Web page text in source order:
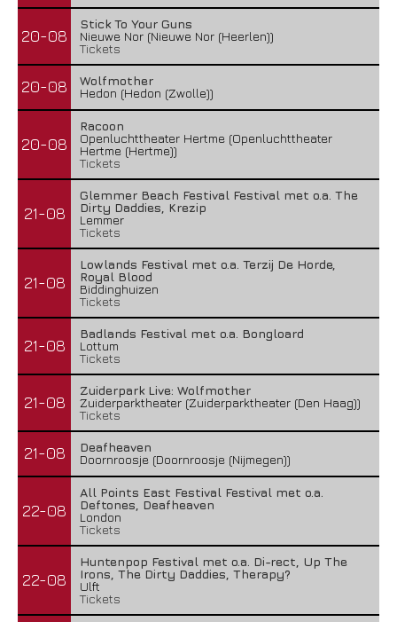
20-08
Stick To Your Guns
Nieuwe Nor (Nieuwe Nor (Heerlen))
Tickets
20-08
Wolfmother
Hedon (Hedon (Zwolle))
20-08
Racoon
Openluchttheater Hertme (Openluchttheater
Hertme (Hertme))
Tickets
21-08
Glemmer Beach Festival Festival met o.a. The
Dirty Daddies, Krezip
Lemmer
Tickets
21-08
Lowlands Festival met o.a. Terzij De Horde,
Royal Blood
Biddinghuizen
Tickets
21-08
Badlands Festival met o.a. Bongloard
Lottum
Tickets
21-08
Zuiderpark Live: Wolfmother
Zuiderparktheater (Zuiderparktheater (Den Haag))
Tickets
21-08
Deafheaven
Doornroosje (Doornroosje (Nijmegen))
22-08
All Points East Festival Festival met o.a.
Deftones, Deafheaven
London
Tickets
22-08
Huntenpop Festival met o.a. Di-rect, Up The
Irons, The Dirty Daddies, Therapy?
Ulft
Tickets